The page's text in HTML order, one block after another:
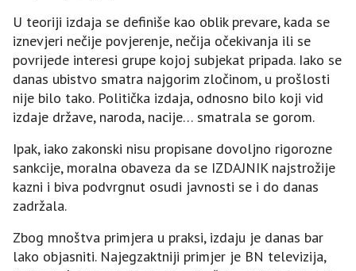
U teoriji izdaja se definiše kao oblik prevare, kada se
iznevjeri nečije povjerenje, nečija očekivanja ili se
povrijede interesi grupe kojoj subjekat pripada. Iako se
danas ubistvo smatra najgorim zločinom, u prošlosti
nije bilo tako. Politička izdaja, odnosno bilo koji vid
izdaje države, naroda, nacije… smatrala se gorom.
Ipak, iako zakonski nisu propisane dovoljno rigorozne
sankcije, moralna obaveza da se IZDAJNIK najstrožije
kazni i biva podvrgnut osudi javnosti se i do danas
zadržala.
Zbog mnoštva primjera u praksi, izdaju je danas bar
lako objasniti. Najegzaktniji primjer je BN televizija,